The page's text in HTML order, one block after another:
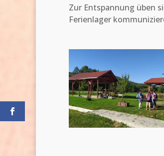
Zur Entspannung üben
Ferienlager